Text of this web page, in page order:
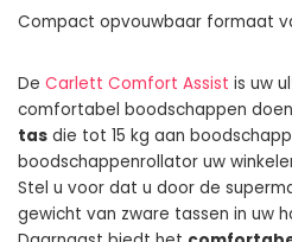
Compact opvouwbaar formaat
De Carlett Comfort Assist is uw
comfortabel boodschappen
tas die tot 15 kg aan
boodschappenrollator uw
Stel u voor dat u door de
gewicht van zware tassen in uw